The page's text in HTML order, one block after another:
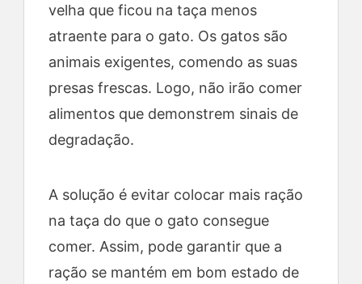
velha que ficou na taça menos
atraente para o gato. Os gatos são
animais exigentes, comendo as suas
presas frescas. Logo, não irão comer
alimentos que demonstrem sinais de
degradação.
A solução é evitar colocar mais ração
na taça do que o gato consegue
comer. Assim, pode garantir que a
ração se mantém em bom estado de